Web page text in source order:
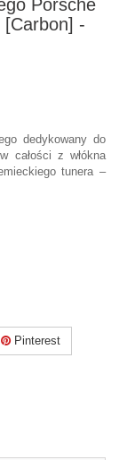
Porsche
[Carbon] -
dedykowany do
całości z włókna
tunera –
Pinterest